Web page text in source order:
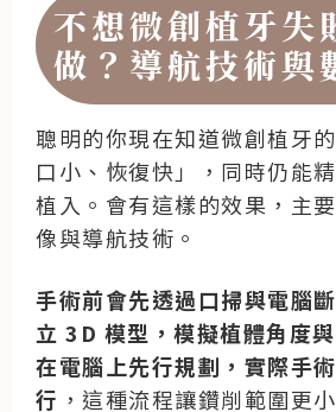
不想微創植牙失
做？導航技術與
聰明的你現在知道微創植牙
口小、恢復快」，同時仍能
植入。會有這樣的效果，主
像與導航技術。
手術前會先透過口掃與電腦
立 3D 模型，模擬植體角度
在電腦上先行規劃，實際手
行 ，這種流程讓鑽削範圍更